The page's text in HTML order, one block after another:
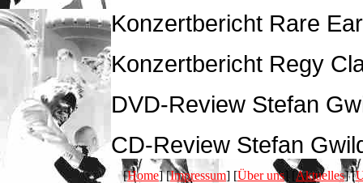
Konzertbericht Rare
Konzertbericht Regy
DVD-Review Stefan
CD-Review Stefan
[Home] [Impressum] [Über uns] [Aktuelles] [